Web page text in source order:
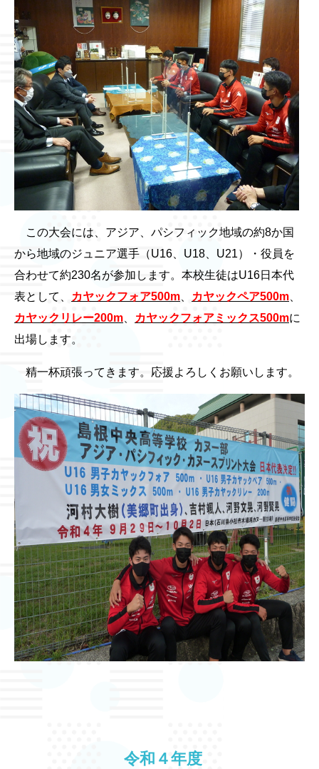
この大会には、アジア、パシフィック地域の約8か国
から地域のジュニア選手（U16、U18、U21）・役員を
合わせて約230名が参加します。本校生徒はU16日本代
表として、
カヤックフォア500m カヤックペア500m
カヤックリレー200m
カヤックフォアミックス500mに
出場します。
精一杯頑張ってきます。応援よろしくお願いします。
令和４年度